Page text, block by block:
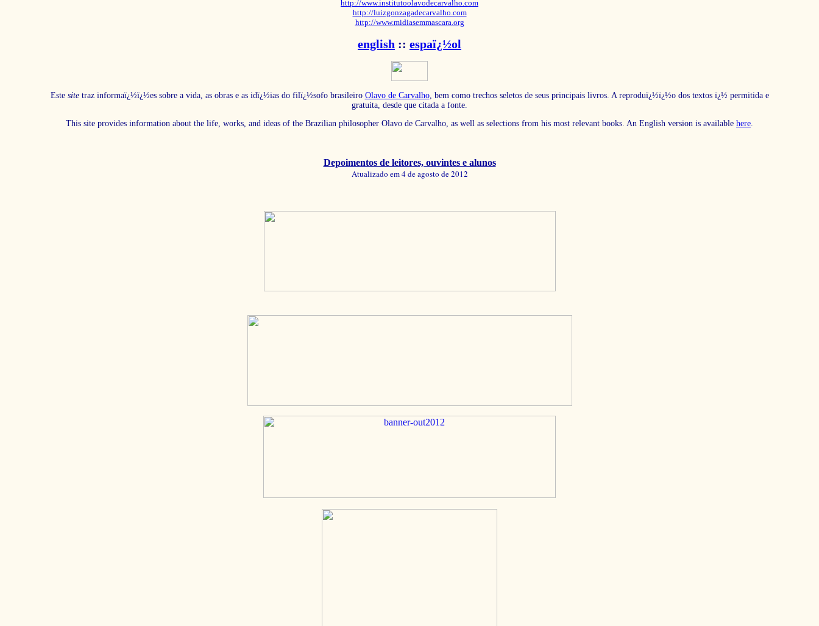
http://www.institutoolavodecarvalho.com
http://luizgonzagadecarvalho.com
http://www.midiasemmascara.org
english :: espaï¿½ol
Este sitetraz informaï¿½ï¿½es sobre a vida, as obras e as idï¿½ias do filï¿½sofo brasileiro Olavo de Carvalho, bem como trechos seletos de seus principais livros. A reproduï¿½ï¿½o dos textos ï¿½ permitida e
gratuita, desde que citada a fonte.
This site provides information about the life, works, and ideas of the Brazilian philosopher Olavo de Carvalho, as well as selections from his most relevant books. An English version is available here.
Depoimentos de leitores, ouvintes e alunos
Atualizado em 4 de agosto de 2012